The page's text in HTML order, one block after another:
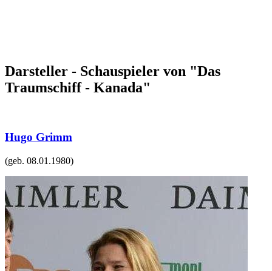
Darsteller - Schauspieler von "Das
Traumschiff - Kanada"
Hugo Grimm
(geb. 08.01.1980)